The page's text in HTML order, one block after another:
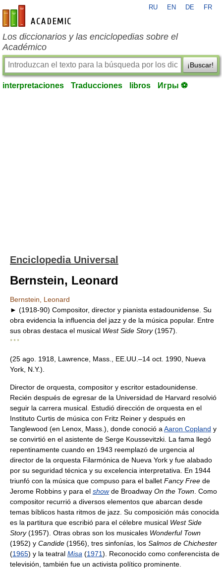
es-academic.com
RU EN DE FR
Los diccionarios y las enciclopedias sobre el
Académico
¡Buscar!
interpretaciones Traducciones libros Игры ⚽
Enciclopedia Universal
Bernstein, Leonard
Bernstein, Leonard
► (1918-90) Compositor, director y pianista estadounidense. Su
obra evidencia la influencia del jazz y de la música popular. Entre
sus obras destaca el musical West Side Story(1957).
* * *
(25 ago. 1918, Lawrence, Mass., EE.UU.–14 oct. 1990, Nueva
York, N.Y.).
Director de orquesta, compositor y escritor estadounidense.
Recién después de egresar de la Universidad de Harvard resolvió
seguir la carrera musical. Estudió dirección de orquesta en el
Instituto Curtis de música con Fritz Reiner y después en
Tanglewood (en Lenox, Mass.), donde conoció a Aaron Copland y
se convirtió en el asistente de Serge Koussevitzki. La fama llegó
repentinamente cuando en 1943 reemplazó de urgencia al
director de la orquesta Filarmónica de Nueva York y fue alabado
por su seguridad técnica y su excelencia interpretativa. En 1944
triunfó con la música que compuso para el ballet Fancy Free de
Jerome Robbins y para el showde Broadway On the Town . Como
compositor recurrió a diversos elementos que abarcan desde
temas bíblicos hasta ritmos de jazz. Su composición más conocida
es la partitura que escribió para el célebre musical West Side
Story(1957). Otras obras son los musicales Wonderful Town
(1952) y Candide (1956), tres sinfonías, los Salmos de Chichester
(1965) y la teatral Misa (1971). Reconocido como conferencista de
televisión, también fue un activista político prominente.